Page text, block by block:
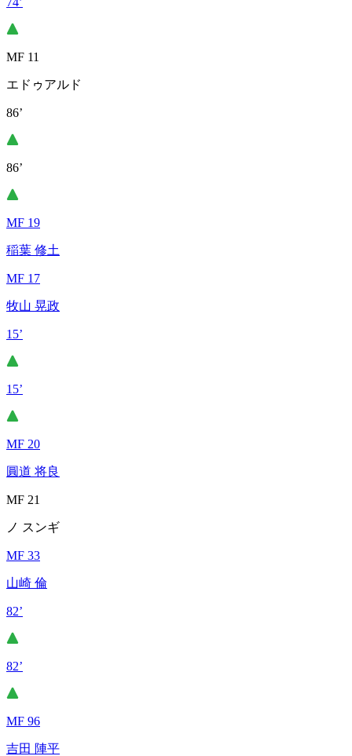
MF 11
エドゥアルド
86’
86’
MF 19
稲葉 修土
MF 17
牧山 晃政
15’
15’
MF 20
圓道 将良
MF 21
ノ スンギ
MF 33
山崎 倫
82’
82’
MF 96
吉田 陣平